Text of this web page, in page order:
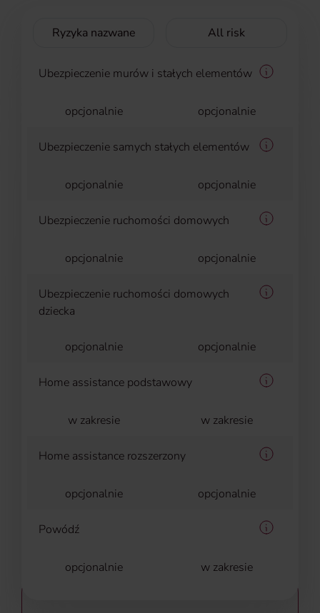
Ryzyka nazwane All risk
Ubezpieczenie murów i stałych elementów
opcjonalnie
opcjonalnie
Ubezpieczenie samych stałych elementów
opcjonalnie
opcjonalnie
Ubezpieczenie ruchomości domowych
opcjonalnie
opcjonalnie
Ubezpieczenie ruchomości domowych
dziecka
opcjonalnie opcjonalnie
Home assistance podstawowy
w zakresie
w zakresie
Home assistance rozszerzony
opcjonalnie
opcjonalnie
Powódź
opcjonalnie
w zakresie